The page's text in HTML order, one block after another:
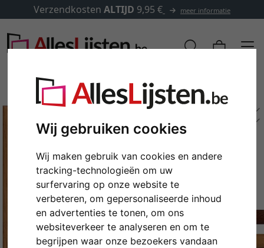
Wij gebruiken cookies
Wij maken gebruik van cookies en andere
tracking-technologieën om uw
surfervaring op onze website te
verbeteren, om gepersonaliseerde inhoud
en advertenties te tonen, om ons
websiteverkeer te analyseren en om te
begrijpen waar onze bezoekers vandaan
Verzendkosten ALTIJD 9,95 € meer informatie
Terug